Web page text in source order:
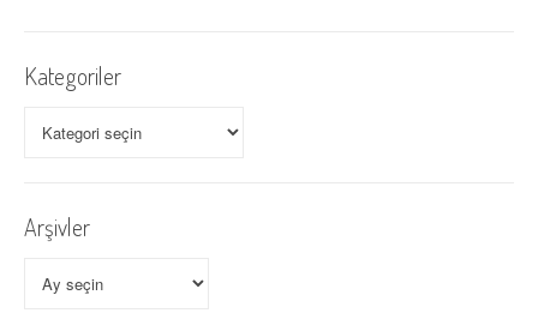
Kategoriler
Arşivler